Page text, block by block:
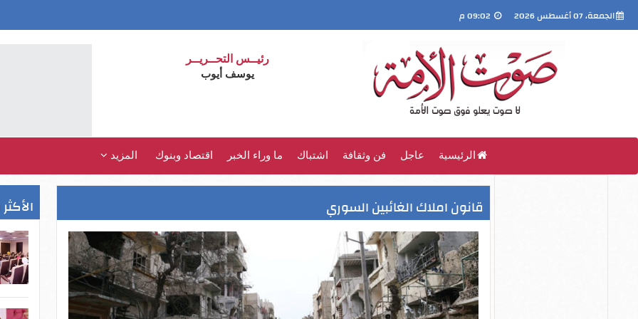
الجمعة، 07 أغسطس 2026
رئيــس التحــريــر
يوسف أيوب
الرئيسية عاجل فن وثقافة اشتباك ما وراء الخبر اقتصاد وبنوك المزيد
قانون املاك الغائبين السوري